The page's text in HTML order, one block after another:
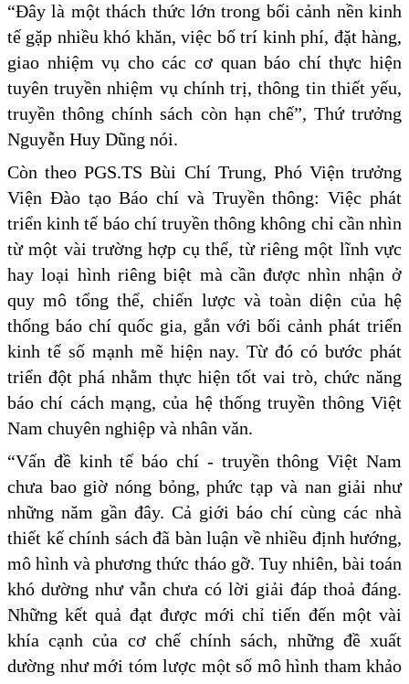
“Đây là một thách thức lớn trong bối cảnh nền kinh
tế gặp nhiều khó khăn, việc bố trí kinh phí, đặt hàng,
giao nhiệm vụ cho các cơ quan báo chí thực hiện
tuyên truyền nhiệm vụ chính trị, thông tin thiết yếu,
truyền thông chính sách còn hạn chế”, Thứ trưởng
Nguyễn Huy Dũng nói.
Còn theo PGS.TS Bùi Chí Trung, Phó Viện trưởng
Viện Đào tạo Báo chí và Truyền thông: Việc phát
triển kinh tế báo chí truyền thông không chỉ cần nhìn
từ một vài trường hợp cụ thể, từ riêng một lĩnh vực
hay loại hình riêng biệt mà cần được nhìn nhận ở
quy mô tổng thể, chiến lược và toàn diện của hệ
thống báo chí quốc gia, gắn với bối cảnh phát triển
kinh tế số mạnh mẽ hiện nay. Từ đó có bước phát
triển đột phá nhằm thực hiện tốt vai trò, chức năng
báo chí cách mạng, của hệ thống truyền thông Việt
Nam chuyên nghiệp và nhân văn.
“Vấn đề kinh tế báo chí - truyền thông Việt Nam
chưa bao giờ nóng bỏng, phức tạp và nan giải như
những năm gần đây. Cả giới báo chí cùng các nhà
thiết kế chính sách đã bàn luận về nhiều định hướng,
mô hình và phương thức tháo gỡ. Tuy nhiên, bài toán
khó dường như vẫn chưa có lời giải đáp thoả đáng.
Những kết quả đạt được mới chỉ tiến đến một vài
khía cạnh của cơ chế chính sách, những đề xuất
dường như mới tóm lược một số mô hình tham khảo